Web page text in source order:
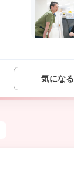
気になる